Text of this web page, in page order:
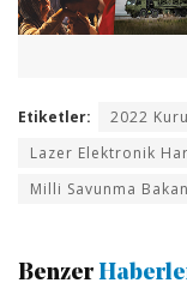
Etiketler:
2022
Lazer Elektronik
Milli Savunma
Benzer